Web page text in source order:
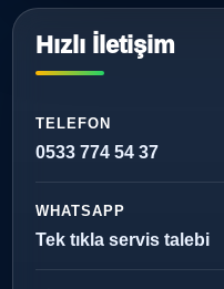
Hızlı İletişim
TELEFON
0533 774 54 37
WHATSAPP
Tek tıkla servis talebi